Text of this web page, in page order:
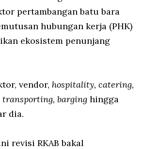
pertambangan batu bara
hubungan kerja (PHK)
ekosistem penunjang
vendor, hospitality, catering,
transporting, barging hingga
dia.
revisi RKAB bakal